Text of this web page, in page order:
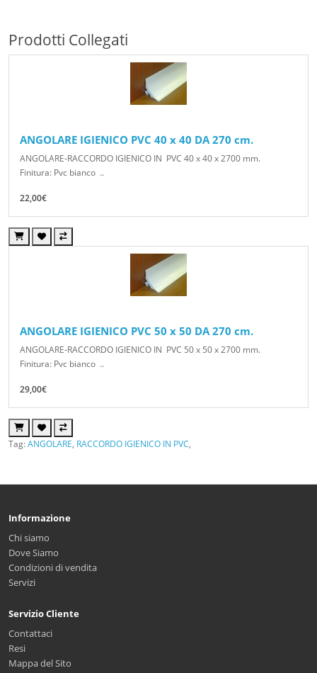
Prodotti Collegati
ANGOLARE IGIENICO PVC 40 x 40 DA 270 cm.
ANGOLARE-RACCORDO IGIENICO IN PVC 40 x 40 x 2700 mm.
Finitura: Pvc bianco ..
22,00€
ANGOLARE IGIENICO PVC 50 x 50 DA 270 cm.
ANGOLARE-RACCORDO IGIENICO IN PVC 50 x 50 x 2700 mm.
Finitura: Pvc bianco ..
29,00€
Tag:ANGOLARE, RACCORDO IGIENICO IN PVC,
Informazione
Chi siamo
Dove Siamo
Condizioni di vendita
Servizi
Servizio Cliente
Contattaci
Resi
Mappa del Sito